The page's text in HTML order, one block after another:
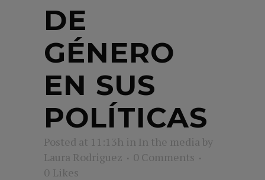
DE
GÉNERO
EN SUS
POLÍTICAS
Posted at 11:13h in In the media by
Laura Rodriguez
0 Comments
0 Likes